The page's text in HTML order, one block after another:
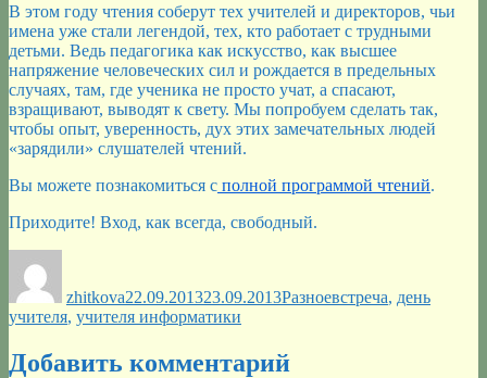
В этом году чтения соберут тех учителей и директоров, чьи
имена уже стали легендой, тех, кто работает с трудными
детьми. Ведь педагогика как искусство, как высшее
напряжение человеческих сил и рождается в предельных
случаях, там, где ученика не просто учат, а спасают,
взращивают, выводят к свету. Мы попробуем сделать так,
чтобы опыт, уверенность, дух этих замечательных людей
«зарядили» слушателей чтений.
Вы можете познакомиться с полной программой чтений.
Приходите! Вход, как всегда, свободный.
zhitkova22.09.201323.09.2013Разноевстреча, день
учителя, учителя информатики
Добавить комментарий